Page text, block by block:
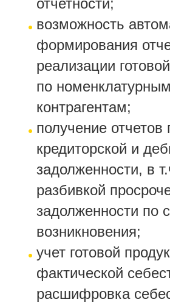
возможность
формирования
реализации
по
контрагентам;
получение отчетов
кредиторской и
задолженности, в
разбивкой
задолженности по
возникновения;
учет готовой
фактической
расшифровка